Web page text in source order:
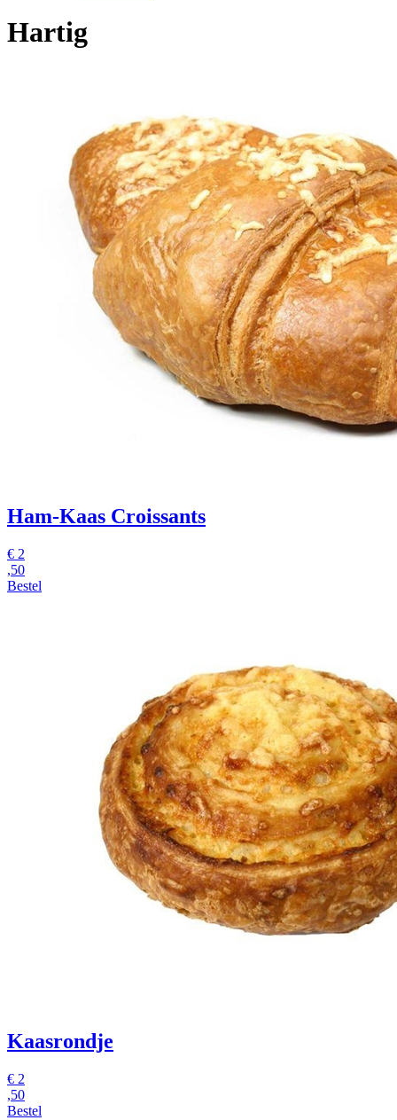
Hartig
Ham-Kaas Croissants
€ 2
,50
Bestel
Kaasrondje
€ 2
,50
Bestel